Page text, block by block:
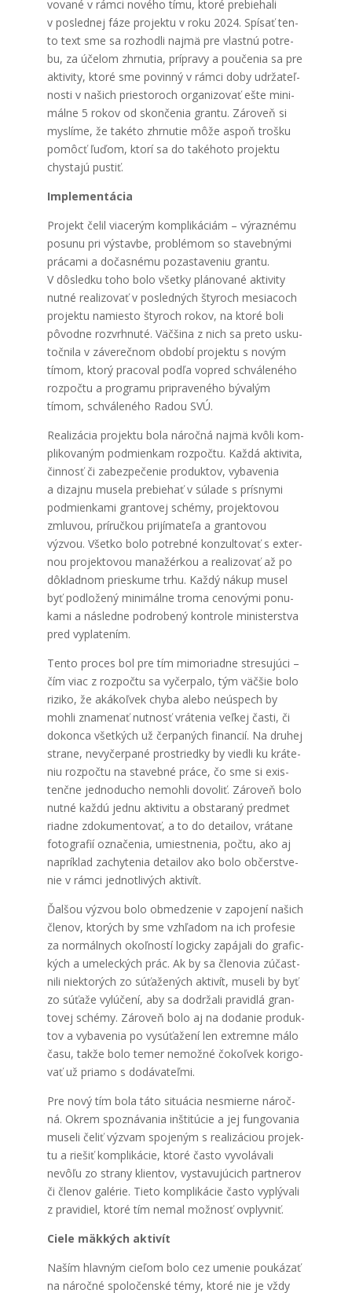
vo­va­né v rám­ci nové­ho tímu, kto­ré pre­bie­ha­li
v posled­nej fáze pro­jek­tu v roku 2024. Spí­sať ten­
to text sme sa roz­hod­li naj­mä pre vlast­nú potre­
bu, za úče­lom zhr­nu­tia, príp­ra­vy a pou­če­nia sa pre
akti­vi­ty, kto­ré sme povin­ný v rám­ci doby udr­ža­teľ­
nos­ti v našich pries­to­roch orga­ni­zo­vať ešte mini­
mál­ne 5 rokov od skon­če­nia gran­tu. Záro­veň si
mys­lí­me, že také­to zhr­nu­tie môže aspoň troš­ku
pomôcť ľuďom, kto­rí sa do také­ho­to pro­jek­tu
chys­ta­jú pus­tiť.
Imple­men­tá­cia
Pro­jekt čelil via­ce­rým kom­pli­ká­ciám – výraz­né­mu
posu­nu pri výstav­be, prob­lé­mom so sta­veb­ný­mi
prá­ca­mi a dočas­né­mu poza­sta­ve­niu gran­tu.
V dôsled­ku toho bolo všet­ky plá­no­va­né akti­vi­ty
nut­né rea­li­zo­vať v posled­ných šty­roch mesia­coch
pro­jek­tu namies­to šty­roch rokov, na kto­ré boli
pôvod­ne roz­vr­hnu­té. Väč­ši­na z nich sa pre­to usku­
toč­ni­la v záve­reč­nom obdo­bí pro­jek­tu s novým
tímom, kto­rý pra­co­val pod­ľa vopred schvá­le­né­ho
roz­poč­tu a prog­ra­mu pri­pra­ve­né­ho býva­lým
tímom, schvá­le­né­ho Radou SVÚ.
Rea­li­zá­cia pro­jek­tu bola nároč­ná naj­mä kvô­li kom­
pli­ko­va­ným pod­mien­kam roz­poč­tu. Kaž­dá akti­vi­ta,
čin­nosť či zabez­pe­če­nie pro­duk­tov, vyba­ve­nia
a dizaj­nu muse­la pre­bie­hať v súla­de s prí­sny­mi
pod­mien­ka­mi gran­to­vej sché­my, pro­jek­to­vou
zmlu­vou, prí­ruč­kou pri­jí­ma­te­ľa a gran­to­vou
výzvou. Všet­ko bolo potreb­né kon­zul­to­vať s exter­
nou pro­jek­to­vou mana­žér­kou a rea­li­zo­vať až po
dôklad­nom pries­ku­me trhu. Kaž­dý nákup musel
byť pod­lo­že­ný mini­mál­ne tro­ma ceno­vý­mi ponu­
ka­mi a násled­ne pod­ro­be­ný kon­tro­le minis­ter­stva
pred vypla­te­ním.
Ten­to pro­ces bol pre tím mimo­riad­ne stre­su­jú­ci –
čím viac z roz­poč­tu sa vyčer­pa­lo, tým väč­šie bolo
rizi­ko, že aká­koľ­vek chy­ba ale­bo neús­pech by
moh­li zna­me­nať nut­nosť vrá­te­nia veľ­kej čas­ti, či
dokon­ca všet­kých už čer­pa­ných finan­cií. Na dru­hej
stra­ne, nevy­čer­pa­né pros­tried­ky by vied­li ku krá­te­
niu roz­poč­tu na sta­veb­né prá­ce, čo sme si exis­
tenč­ne jed­no­du­cho nemoh­li dovo­liť. Záro­veň bolo
nut­né kaž­dú jed­nu akti­vi­tu a obsta­ra­ný pred­met
riad­ne zdo­ku­men­to­vať, a to do detai­lov, vrá­ta­ne
foto­gra­fií ozna­če­nia, umiest­ne­nia, počtu, ako aj
naprí­klad zachy­te­nia detai­lov ako bolo občerstve­
nie v rám­ci jed­not­li­vých akti­vít.
Ďal­šou výzvou bolo obme­dze­nie v zapo­je­ní našich
čle­nov, kto­rých by sme vzhľa­dom na ich pro­fe­sie
za nor­mál­nych okoľ­nos­tí logic­ky zapá­ja­li do gra­fic­
kých a ume­lec­kých prác. Ak by sa čle­no­via zúčast­
ni­li nie­kto­rých zo súťa­že­ných akti­vít, muse­li by byť
zo súťa­že vylú­če­ní, aby sa dodr­ža­li pra­vid­lá gran­
to­vej sché­my. Záro­veň bolo aj na doda­nie pro­duk­
tov a vyba­ve­nia po vysú­ťa­že­ní len extrem­ne málo
času, tak­že bolo temer nemož­né čokoľ­vek kori­go­
vať už pria­mo s dodá­va­teľ­mi.
Pre nový tím bola táto situ­ácia nesmier­ne nároč­
ná. Okrem spoz­ná­va­nia inšti­tú­cie a jej fun­go­va­nia
muse­li čeliť výzvam spo­je­ným s rea­li­zá­ci­ou pro­jek­
tu a rie­šiť kom­pli­ká­cie, kto­ré čas­to vyvo­lá­va­li
nevô­ľu zo stra­ny kli­en­tov, vysta­vu­jú­cich par­tne­rov
či čle­nov galé­rie. Tie­to kom­pli­ká­cie čas­to vyplý­va­li
z pra­vi­diel, kto­ré tím nemal mož­nosť ovplyv­niť.
Cie­le mäk­kých akti­vít
Naším hlav­ným cie­ľom bolo cez ume­nie pou­ká­zať
na nároč­né spo­lo­čen­ské témy, kto­ré nie je vždy